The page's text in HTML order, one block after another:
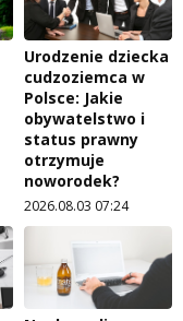
Urodzenie dziecka
cudzoziemca w
Polsce: Jakie
obywatelstwo i
status prawny
otrzymuje
noworodek?
2026.08.03 07:24